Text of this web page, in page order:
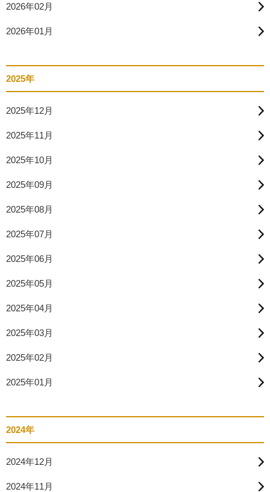
2026年02月
2026年01月
2025年
2025年12月
2025年11月
2025年10月
2025年09月
2025年08月
2025年07月
2025年06月
2025年05月
2025年04月
2025年03月
2025年02月
2025年01月
2024年
2024年12月
2024年11月